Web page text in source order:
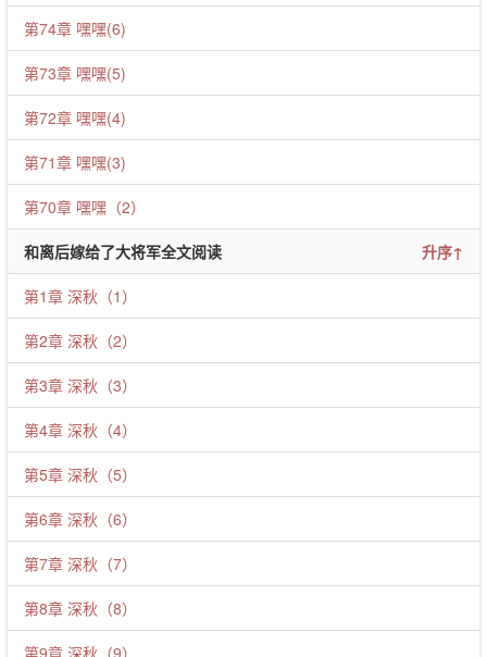
第74章 嘿嘿(6)
第73章 嘿嘿(5)
第72章 嘿嘿(4)
第71章 嘿嘿(3)
第70章 嘿嘿（2）
和离后嫁给了大将军全文阅读 升序↑
第1章 深秋（1）
第2章 深秋（2）
第3章 深秋（3）
第4章 深秋（4）
第5章 深秋（5）
第6章 深秋（6）
第7章 深秋（7）
第8章 深秋（8）
第9章 深秋（9）